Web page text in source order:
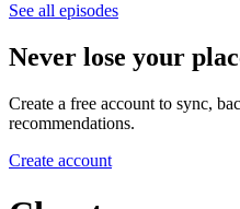
See all episodes
Never lose your
Create a free account to sync,
recommendations.
Create account